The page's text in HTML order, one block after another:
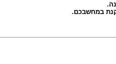
במחשבכם.